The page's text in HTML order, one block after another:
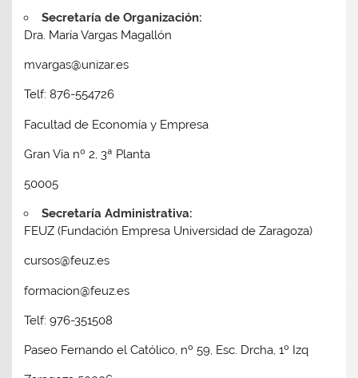
Secretaría de Organización:
Dra. María Vargas Magallón
mvargas@unizar.es
Telf: 876-554726
Facultad de Economía y Empresa
Gran Vía nº 2, 3ª Planta
50005
Secretaría Administrativa:
FEUZ (Fundación Empresa Universidad de Zaragoza)
cursos@feuz.es
formacion@feuz.es
Telf: 976-351508
Paseo Fernando el Católico, nº 59, Esc. Drcha, 1º Izq